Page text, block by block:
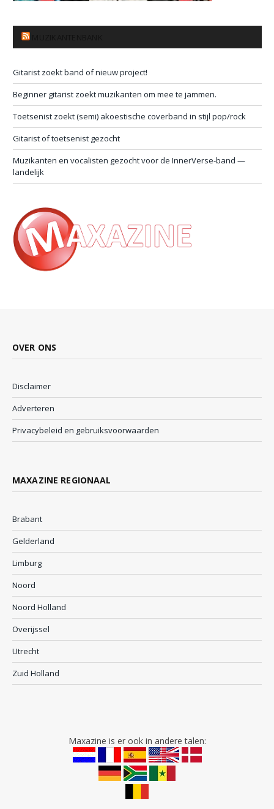
Gitarist zoekt band of nieuw project!
Beginner gitarist zoekt muzikanten om mee te jammen.
Toetsenist zoekt (semi) akoestische coverband in stijl pop/rock
Gitarist of toetsenist gezocht
Muzikanten en vocalisten gezocht voor de InnerVerse-band —
landelijk
OVER ONS
Disclaimer
Adverteren
Privacybeleid en gebruiksvoorwaarden
MAXAZINE REGIONAAL
Brabant
Gelderland
Limburg
Noord
Noord Holland
Overijssel
Utrecht
Zuid Holland
Maxazine is er ook in andere talen: